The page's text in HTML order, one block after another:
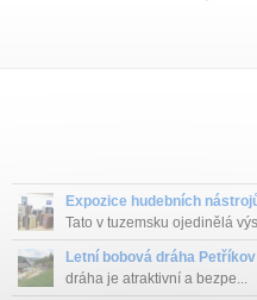
Expozice hudebních
Tato v tuzemsku ojedinělá
Letní bobová dráha Petříkov
dráha je atraktivní a bezpe...